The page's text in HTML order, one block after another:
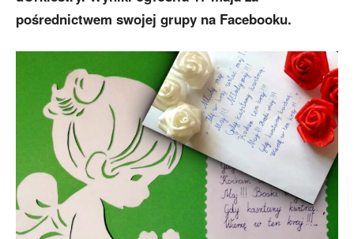
pośrednictwem swojej grupy na Facebooku.